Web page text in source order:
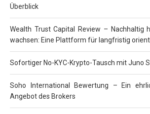
Überblick
Wealth Trust Capital Review – Nachhaltig
wachsen: Eine Plattform für langfristig
Sofortiger No-KYC-Krypto-Tausch mit Juno
Soho International Bewertung – Ein
Angebot des Brokers